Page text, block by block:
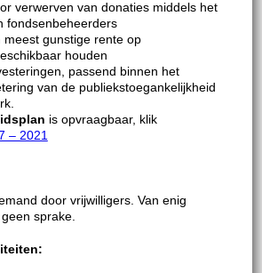
verwerven van donaties middels het
fondsenbeheerders
gunstige rente op
houden
passend binnen het
van de publiekstoegankelijkheid
is opvraagbaar, klik
– 2021
door vrijwilligers. Van enig
sprake.